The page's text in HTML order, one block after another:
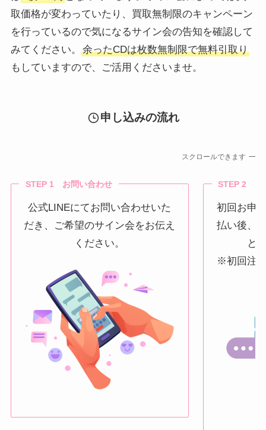
取価格が変わっていたり、買取無制限のキャンペーン
を行っているので気になるサイン会の告知を確認して
みてください。
余ったCDは枚数無制限で無料引取り
もしていますので、ご活用くださいませ。
申し込みの流れ
スクロールできます
STEP 1 お問い合わせ
公式LINEにてお問い合わせいた
だき、ご希望のサイン会をお伝え
ください。
STEP 2 ご
初回お申
払い後、
と
※初回注